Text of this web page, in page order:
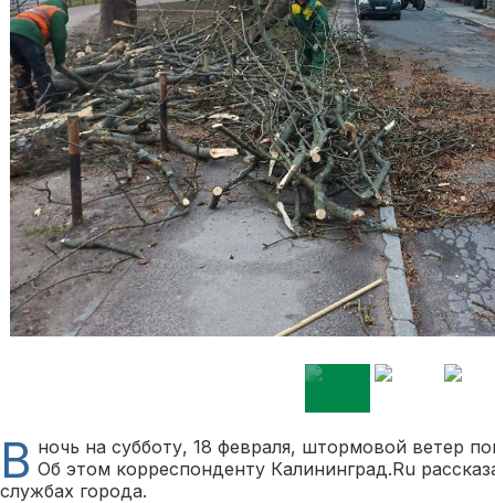
В ночь на субботу, 18 февраля, штормовой ветер
Об этом корреспонденту Калининград.Ru
службах города.